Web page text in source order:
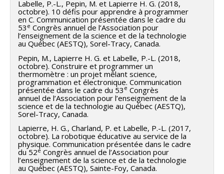
Labelle, P.-L., Pepin, M. et Lapierre H. G. (2018,
octobre). 10 défis pour apprendre à programmer
en C. Communication présentée dans le cadre du
53 e Congrès annuel de l’Association pour
l’enseignement de la science et de la technologie
au Québec (AESTQ), Sorel-Tracy, Canada.
Pepin, M., Lapierre H. G. et Labelle, P.-L. (2018,
octobre). Construire et programmer un
thermomètre : un projet mêlant science,
programmation et électronique. Communication
présentée dans le cadre du 53 e Congrès
annuel de l’Association pour l’enseignement de la
science et de la technologie au Québec (AESTQ),
Sorel-Tracy, Canada.
Lapierre, H. G., Charland, P. et Labelle, P.-L. (2017,
octobre). La robotique éducative au service de la
physique. Communication présentée dans le cadre
du 52e Congrès annuel de l’Association pour
l’enseignement de la science et de la technologie
au Québec (AESTQ), Sainte-Foy, Canada.